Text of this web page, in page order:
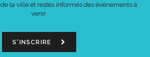
la ville et restés informés des événements à
venir.
S'INSCRIRE